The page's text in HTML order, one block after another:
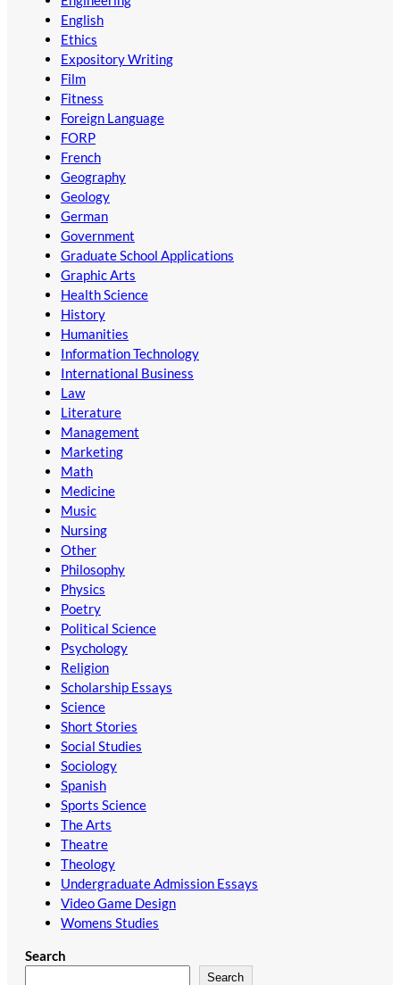
English
Ethics
Expository Writing
Film
Fitness
Foreign Language
FORP
French
Geography
Geology
German
Government
Graduate School Applications
Graphic Arts
Health Science
History
Humanities
Information Technology
International Business
Law
Literature
Management
Marketing
Math
Medicine
Music
Nursing
Other
Philosophy
Physics
Poetry
Political Science
Psychology
Religion
Scholarship Essays
Science
Short Stories
Social Studies
Sociology
Spanish
Sports Science
The Arts
Theatre
Theology
Undergraduate Admission Essays
Video Game Design
Womens Studies
Search
Search